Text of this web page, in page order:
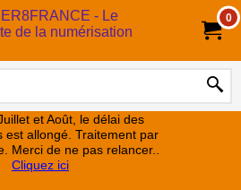
0
et Août, le délai des
est allongé. Traitement par
Merci de ne pas relancer..
Cliquez ici